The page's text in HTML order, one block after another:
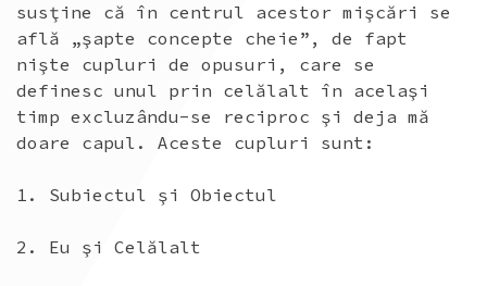
susţine că în centrul acestor mişcări se
află „şapte concepte cheie”, de fapt
nişte cupluri de opusuri, care se
definesc unul prin celălalt în acelaşi
timp excluzându-se reciproc şi deja mă
doare capul. Aceste cupluri sunt:
1. Subiectul şi Obiectul
2. Eu şi Celălalt